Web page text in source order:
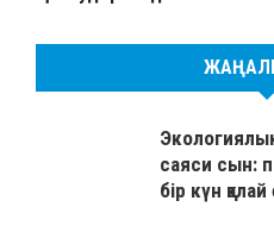
саяси сын:
бір күн қалай